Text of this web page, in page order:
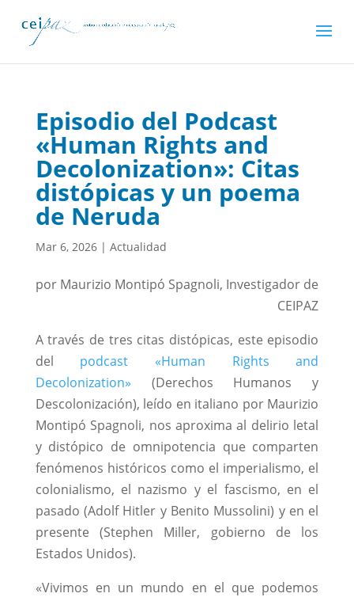
Episodio del Podcast
«Human Rights and
Decolonization»: Citas
distópicas y un poema
de Neruda
Mar 6, 2026| Actualidad
por Maurizio Montipó Spagnoli, Investigador de
CEIPAZ
A través de tres citas distópicas, este episodio
del podcast «Human Rights and
Decolonization» (Derechos Humanos y
Descolonización), leído en italiano por Maurizio
Montipó Spagnoli, nos aproxima al delirio letal
y distópico de omnipotencia que comparten
fenómenos históricos como el imperialismo, el
colonialismo, el nazismo y el fascismo, en el
pasado (Adolf Hitler y Benito Mussolini) y en el
presente (Stephen Miller, gobierno de los
Estados Unidos).
«Vivimos en un mundo en el que podemos